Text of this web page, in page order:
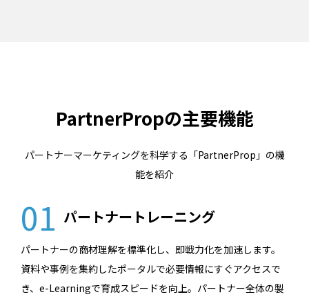
PartnerPropの主要機能
パートナーマーケティングを科学する「PartnerProp」の機
能を紹介
01 パートナートレーニング
パートナーの商材理解を標準化し、即戦力化を加速します。
資料や事例を集約したポータルで必要情報にすぐアクセスで
き、e-Learningで育成スピードを向上。パートナー全体の製